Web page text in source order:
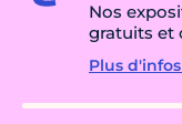
Nos
gratuits et
Plus d'infos